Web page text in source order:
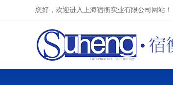
您好，欢迎进入上海宿衡实业有限公司网站！